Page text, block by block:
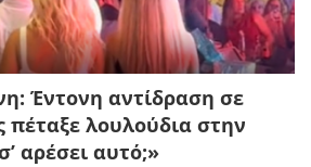
Έντονη αντίδραση σε
λουλούδια στην
αρέσει αυτό;»